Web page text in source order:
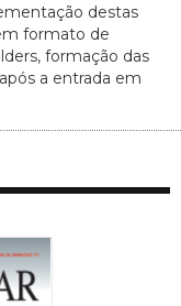
destas
formato de
formação das
a entrada em